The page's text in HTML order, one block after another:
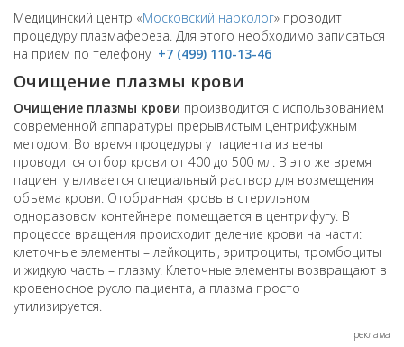
Медицинский центр «Московский нарколог» проводит
процедуру плазмафереза. Для этого необходимо записаться
на прием по телефону +7 (499) 110-13-46
Очищение плазмы крови
Очищение плазмы крови производится с использованием
современной аппаратуры прерывистым центрифужным
методом. Во время процедуры у пациента из вены
проводится отбор крови от 400 до 500 мл. В это же время
пациенту вливается специальный раствор для возмещения
объема крови. Отобранная кровь в стерильном
одноразовом контейнере помещается в центрифугу. В
процессе вращения происходит деление крови на части:
клеточные элементы – лейкоциты, эритроциты, тромбоциты
и жидкую часть – плазму. Клеточные элементы возвращают в
кровеносное русло пациента, а плазма просто
утилизируется.
реклама